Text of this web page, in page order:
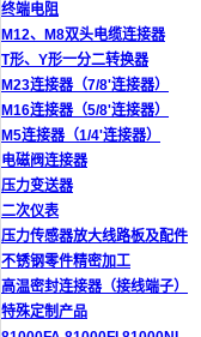
终端电阻
M12、M8双头电缆连接器
T形、Y形一分二转换器
M23连接器（7/8'连接器）
M16连接器（5/8'连接器）
M5连接器（1/4'连接器）
电磁阀连接器
压力变送器
二次仪表
压力传感器放大线路板及配件
不锈钢零件精密加工
高温密封连接器（接线端子）
特殊定制产品